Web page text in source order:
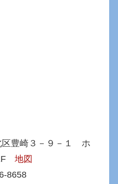
豊崎３－９－１ ホ
1F地図
8658